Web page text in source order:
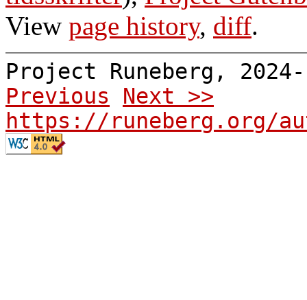
View page history, diff.
Project Runeberg,
Previous
Next >>
https://runeberg.org/